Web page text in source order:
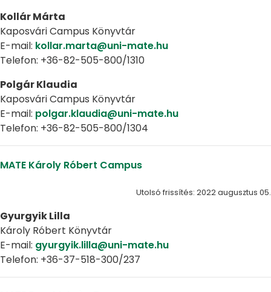
Kollár Márta
Kaposvári Campus Könyvtár
E-mail: kollar.marta@uni-mate.hu
Telefon: +36-82-505-800/1310
Polgár Klaudia
Kaposvári Campus Könyvtár
E-mail: polgar.klaudia@uni-mate.hu
Telefon: +36-82-505-800/1304
MATE Károly Róbert Campus
Utolsó frissítés: 2022 augusztus 05.
Gyurgyik Lilla
Károly Róbert Könyvtár
E-mail: gyurgyik.lilla@uni-mate.hu
Telefon: +36-37-518-300/237